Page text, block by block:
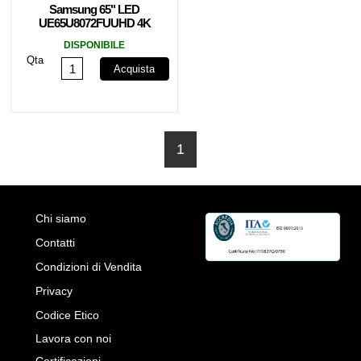
Samsung 65" LED
UE65U8072FUUHD 4K
DISPONIBILE
Qta
Acquista
1
Chi siamo
Contatti
Condizioni di Vendita
Privacy
Codice Etico
Lavora con noi